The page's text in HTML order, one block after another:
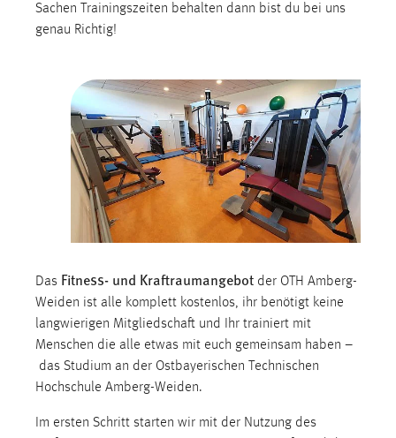
Sachen Trainingszeiten behalten dann bist du bei uns
genau Richtig!
Das Fitness- und Kraftraumangebot der OTH Amberg-
Weiden ist alle komplett kostenlos, ihr benötigt keine
langwierigen Mitgliedschaft und Ihr trainiert mit
Menschen die alle etwas mit euch gemeinsam haben –
das Studium an der Ostbayerischen Technischen
Hochschule Amberg-Weiden.
Im ersten Schritt starten wir mit der Nutzung des
Zweck:
Max. 13 Monate
MARKETING
Marketing Cookies werden von Drittanbietern
verwendet, um personalisierte Werbung anzuzeigen.
Sie tun dies, indem sie Besucher über Websites
Google Ads
Name:
_gcl_au
Anbieter: